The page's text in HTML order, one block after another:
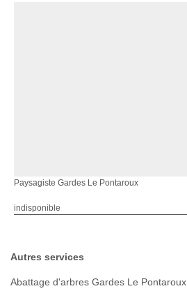
Paysagiste Gardes Le Pontaroux
indisponible
Autres services
Abattage d'arbres Gardes Le Pontaroux